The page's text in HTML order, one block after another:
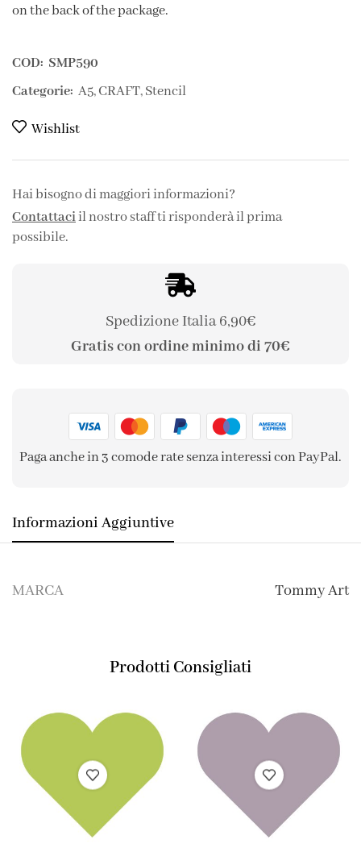
on the back of the package.
COD: SMP590
Categorie: A5,CRAFT,Stencil
Wishlist
Hai bisogno di maggiori informazioni?
Contattaciil nostro staff ti risponderà il prima
possibile.
Spedizione Italia 6,90€
Gratis con ordine minimo di 70€
Paga anche in 3 comode rate senza interessi con PayPal.
Informazioni Aggiuntive
MARCA Tommy Art
Prodotti Consigliati